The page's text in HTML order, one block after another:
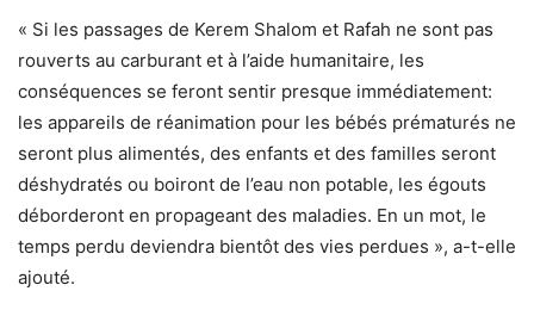
« Si les passages de Kerem Shalom et Rafah ne sont pas
rouverts au carburant et à l’aide humanitaire, les
conséquences se feront sentir presque immédiatement:
les appareils de réanimation pour les bébés prématurés ne
seront plus alimentés, des enfants et des familles seront
déshydratés ou boiront de l’eau non potable, les égouts
déborderont en propageant des maladies. En un mot, le
temps perdu deviendra bientôt des vies perdues », a-t-elle
ajouté.